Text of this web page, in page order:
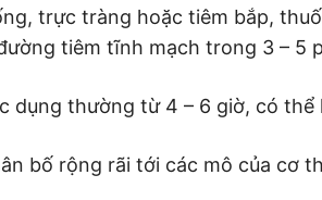
trực tràng hoặc tiêm bắp,
tiêm tĩnh mạch trong 3 – 5
dụng thường từ 4 – 6 giờ, có thể
bố rộng rãi tới các mô của cơ